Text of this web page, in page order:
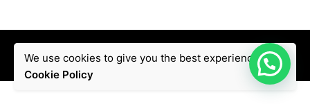
© 2021, Olga Godayol. Web byIsaac Espina
We use cookies to give you the best experience.
Cookie Policy